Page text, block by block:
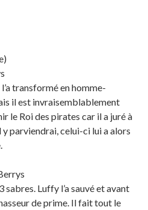
transformé en homme-
il est invraisemblablement
le Roi des pirates car il a juré à
y parviendrai, celui-ci lui a alors
sabres. Luffy l’a sauvé et avant
de prime. Il fait tout le